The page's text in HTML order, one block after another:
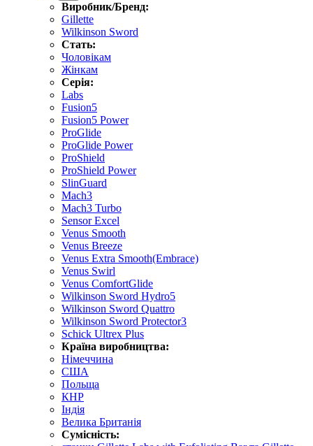
Виробник/Бренд:
Gillette
Wilkinson Sword
Стать:
Чоловікам
Жінкам
Серія:
Labs
Fusion5
Fusion5 Power
ProGlide
ProGlide Power
ProShield
ProShield Power
SlinGuard
Mach3
Mach3 Turbo
Sensor Excel
Venus Smooth
Venus Breeze
Venus Extra Smooth(Embrace)
Venus Swirl
Venus ComfortGlide
Wilkinson Sword Hydro5
Wilkinson Sword Quattro
Wilkinson Sword Protector3
Schick Ultrex Plus
Країна виробництва:
Німеччина
США
Польща
КНР
Індія
Велика Британія
Сумісність: